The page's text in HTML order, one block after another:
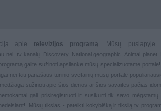
apie televizijos programą. Mūsų puslapyje
nei tv kanalų. Discovery. National geographic, Animal
galite sužinoti apsilanke mūsų specializuotame portale!
nei kiti panašaus turinio svetainių mūsų portale
sužinoti apie šios dienos ar šios savaitės pačias
gali prisiregistruoti ir susikurti tik savo mėgstamų
Mūsų tikslas - pateikti kokybišką ir tikslią tv